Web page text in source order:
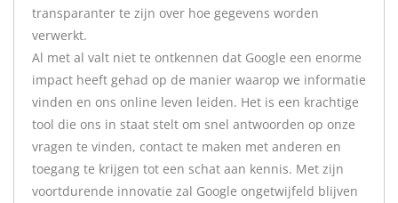
transparanter te zijn over hoe gegevens worden
verwerkt.
Al met al valt niet te ontkennen dat Google een enorme
impact heeft gehad op de manier waarop we informatie
vinden en ons online leven leiden. Het is een krachtige
tool die ons in staat stelt om snel antwoorden op onze
vragen te vinden, contact te maken met anderen en
toegang te krijgen tot een schat aan kennis. Met zijn
voortdurende innovatie zal Google ongetwijfeld blijven